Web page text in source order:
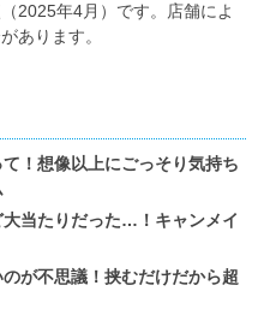
2025年4月）です。店舗によ
あります。
！想像以上にごっそり気持ち
当たりだった…！キャンメイ
が不思議！挟むだけだから超